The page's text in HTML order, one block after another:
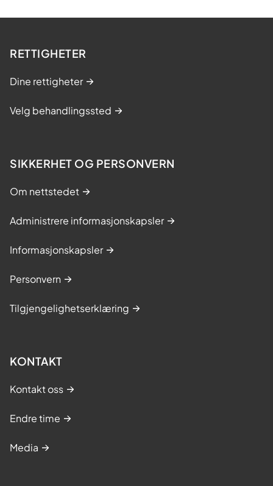
RETTIGHETER
Dine rettigheter
Velg behandlingssted
SIKKERHET OG PERSONVERN
Om nettstedet
Administrere informasjonskapsler
Informasjonskapsler
Personvern
Tilgjengelighetserklæring
KONTAKT
Kontakt oss
Endre time
Media